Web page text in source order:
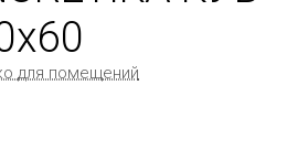
для помещений